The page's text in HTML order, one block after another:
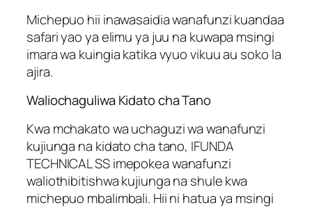
Michepuo hii inawasaidia wanafunzi kuandaa
safari yao ya elimu ya juu na kuwapa msingi
imara wa kuingia katika vyuo vikuu au soko la
ajira.
Waliochaguliwa Kidato cha Tano
Kwa mchakato wa uchaguzi wa wanafunzi
kujiunga na kidato cha tano, IFUNDA
TECHNICAL SS imepokea wanafunzi
waliothibitishwa kujiunga na shule kwa
michepuo mbalimbali. Hii ni hatua ya msingi